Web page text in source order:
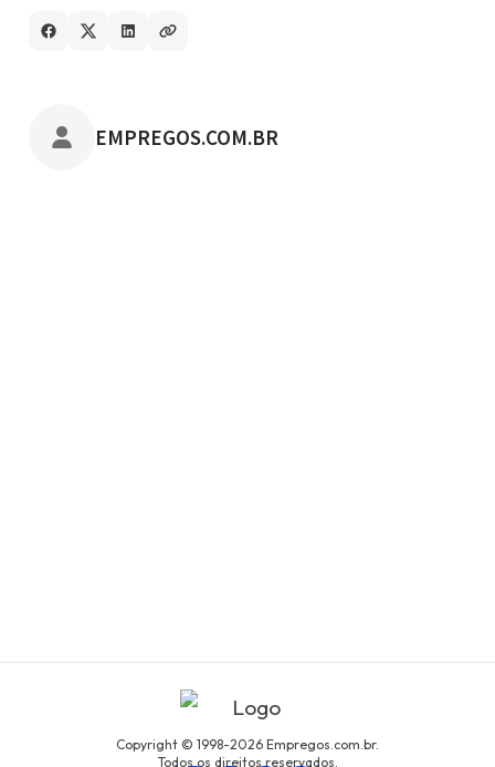
POSTADO POR
EMPREGOS.COM.BR
Copyright © 1998-2026 Empregos.com.br.
Todos os direitos reservados.